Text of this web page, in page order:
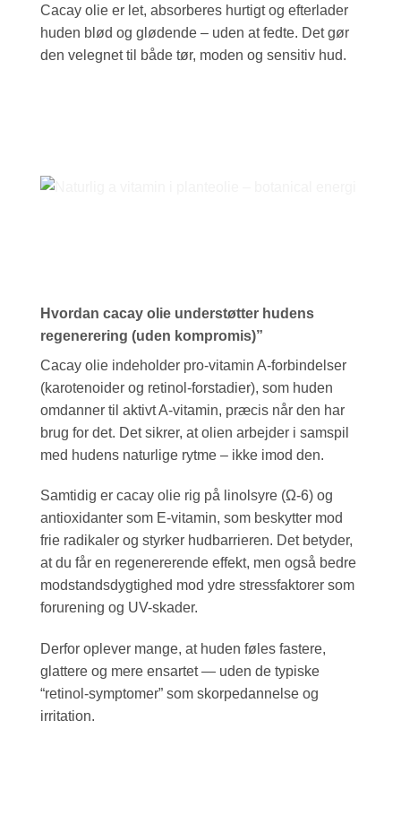
Cacay olie er let, absorberes hurtigt og efterlader
huden blød og glødende – uden at fedte. Det gør
den velegnet til både tør, moden og sensitiv hud.
Hvordan cacay olie understøtter hudens
regenerering (uden kompromis)”
Cacay olie indeholder pro-vitamin A-forbindelser
(karotenoider og retinol-forstadier), som huden
omdanner til aktivt A-vitamin, præcis når den har
brug for det. Det sikrer, at olien arbejder i samspil
med hudens naturlige rytme – ikke imod den.
Samtidig er cacay olie rig på linolsyre (Ω-6) og
antioxidanter som E-vitamin, som beskytter mod
frie radikaler og styrker hudbarrieren. Det betyder,
at du får en regenererende effekt, men også bedre
modstandsdygtighed mod ydre stressfaktorer som
forurening og UV-skader.
Derfor oplever mange, at huden føles fastere,
glattere og mere ensartet — uden de typiske
“retinol-symptomer” som skorpedannelse og
irritation.